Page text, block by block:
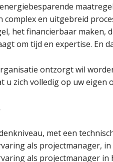
complex en uitgebreid
het financierbaar maken,
om tijd en expertise. En
ontzorgt wil
u zich volledig op uw
met een
als projectmanager,
als projectmanager